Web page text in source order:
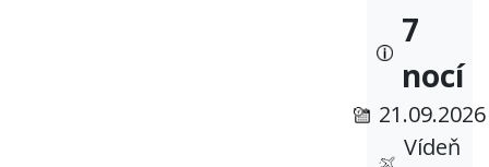
7
nocí
21.09.2026
Vídeň